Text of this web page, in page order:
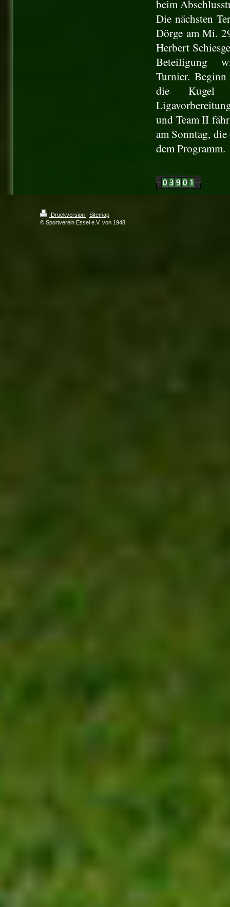
beim
Die nächsten
Dörge am Mi.
Herbert
Beteiligung
Turnier. Beginn
die Kugel
und Team II
am Sonntag, die
dem Programm.
Druckversion | Sitemap
© Sportverein Essel e.V. von 1948